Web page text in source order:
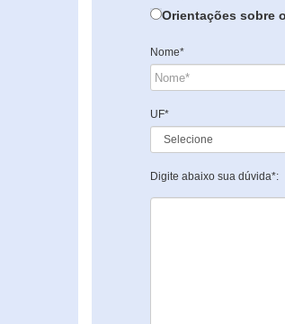
Orientações sobre
Nome*
UF*
Digite abaixo sua dúvida*: